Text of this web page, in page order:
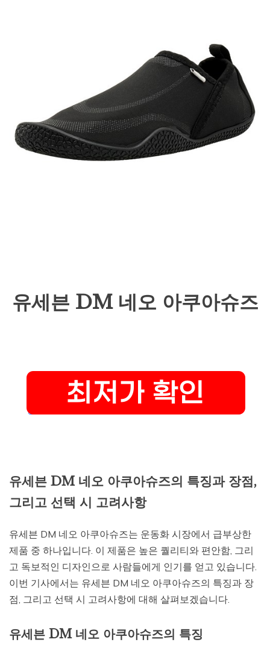
유세븐 DM 네오 아쿠아슈즈
유세븐 DM 네오 아쿠아슈즈의 특징과 장점,
그리고 선택 시 고려사항
유세븐 DM 네오 아쿠아슈즈는 운동화 시장에서 급부상한
제품 중 하나입니다. 이 제품은 높은 퀄리티와 편안함, 그리
고 독보적인 디자인으로 사람들에게 인기를 얻고 있습니다.
이번 기사에서는 유세븐 DM 네오 아쿠아슈즈의 특징과 장
점, 그리고 선택 시 고려사항에 대해 살펴보겠습니다.
유세븐 DM 네오 아쿠아슈즈의 특징